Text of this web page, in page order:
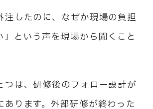
注したのに、なぜか現場の負担
」という声を現場から聞くこと
つは、研修後のフォロー設計が
あります。外部研修が終わった